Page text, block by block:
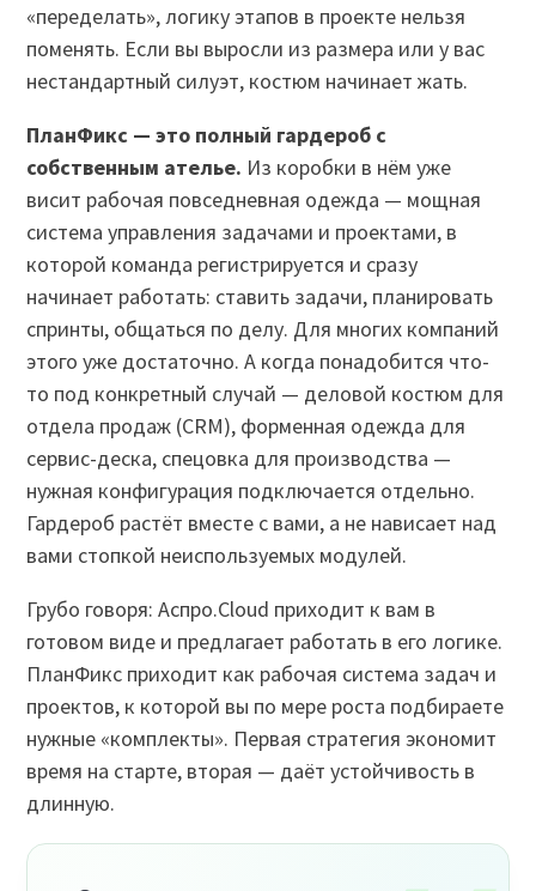
«переделать», логику этапов в проекте нельзя
поменять. Если вы выросли из размера или у вас
нестандартный силуэт, костюм начинает жать.
ПланФикс — это полный гардероб с
собственным ателье. Из коробки в нём уже
висит рабочая повседневная одежда — мощная
система управления задачами и проектами, в
которой команда регистрируется и сразу
начинает работать: ставить задачи, планировать
спринты, общаться по делу. Для многих компаний
этого уже достаточно. А когда понадобится что-
то под конкретный случай — деловой костюм для
отдела продаж (CRM), форменная одежда для
сервис-деска, спецовка для производства —
нужная конфигурация подключается отдельно.
Гардероб растёт вместе с вами, а не нависает над
вами стопкой неиспользуемых модулей.
Грубо говоря: Аспро.Cloud приходит к вам в
готовом виде и предлагает работать в его логике.
ПланФикс приходит как рабочая система задач и
проектов, к которой вы по мере роста подбираете
нужные «комплекты». Первая стратегия экономит
время на старте, вторая — даёт устойчивость в
длинную.